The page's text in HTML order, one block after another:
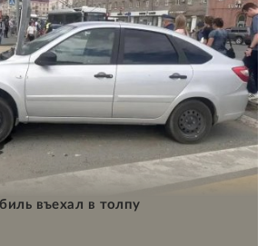
въехал в толпу